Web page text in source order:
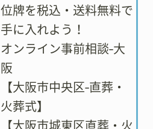
位牌を税込・送料無料で
手に入れよう！
オンライン事前相談‐大
阪
【大阪市中央区‐直葬・
火葬式】